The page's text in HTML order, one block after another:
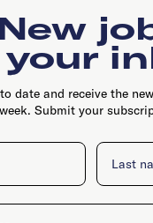
New
your
date and receive the
Submit your
Last name